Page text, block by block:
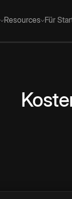
Resources Für